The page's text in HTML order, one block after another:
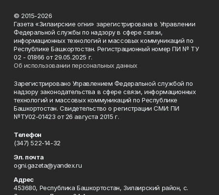
© 2015-2026
Газета «Зилаирские огни» зарегистрирована в Управлении
Федеральной службы по надзору в сфере связи,
информационных технологий и массовых коммуникаций по
Республике Башкортостан. Регистрационный номер ПИ № ТУ
02 - 01866 от 29.05.2025 г.
Об использовании персональных данных
Зарегистрировано Управлением Федеральной службой по
надзору законодательства в сфере связи, информационных
технологий и массовых коммуникаций по Республике
Башкортостан. Свидетельство о регистрации СМИ: ПИ
№ТУ02-01423 от 26 августа 2015 г.
Телефон
(347) 522-14-32
Эл. почта
ogni.gazeta@yandex.ru
Адрес
453680, Республика Башкортостан, Зилаирский район, с.